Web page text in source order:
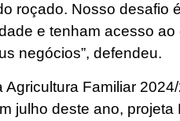
roçado. Nosso desafio
e tenham acesso ao
negócios”, defendeu.
Agricultura Familiar
julho deste ano, projeta